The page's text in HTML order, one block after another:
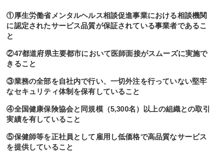
①厚生労働省メンタルヘルス相談促進事業における相談機関
に認定されたサービス品質が保証されている事業者であるこ
と
②47都道府県主要都市において医師面接がスムーズに実施で
きること
③業務の全部を自社内で行い、一切外注を行っていない堅牢
なセキュリティ体制を保有していること
④全国健康保険協会と同規模（5,300名）以上の組織との取引
実績を有していること
⑤保健師等を正社員として雇用し低価格で高品質なサービス
を提供していること